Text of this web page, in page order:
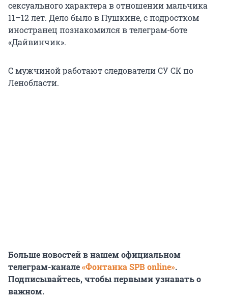
сексуального характера в отношении мальчика
11–12 лет. Дело было в Пушкине, с подростком
иностранец познакомился в телеграм-боте
«Дайвинчик».
С мужчиной работают следователи СУ СК по
Ленобласти.
Больше новостей в нашем официальном
телеграм-канале«Фонтанка SPB online».
Подписывайтесь, чтобы первыми узнавать о
важном.